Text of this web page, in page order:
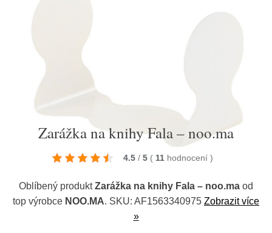
Zarážka na knihy Fala – noo.ma
4.5 / 5 ( 11 hodnocení )
Oblíbený produktZarážka na knihy Fala – noo.ma od
top výrobce NOO.MA. SKU: AF1563340975 Zobrazit více
»